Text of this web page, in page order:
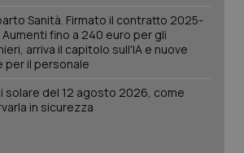
urogenitali
& impianti
Sanità. Firmato il contratto 2025-
Aumenti fino a 240 euro per gli
arriva il capitolo sull'IA e nuove
per il personale
solare del 12 agosto 2026, come
in sicurezza